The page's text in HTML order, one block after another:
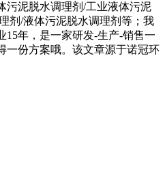
污泥脱水调理剂/工业液体污泥
剂/液体污泥脱水调理剂等；我
15年，是一家研发-生产-销售一
一份方案哦。该文章源于诺冠环